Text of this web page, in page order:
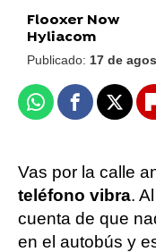
Flooxer Now
Hyliacom
Publicado: 17 de
WhatsappFacebook
X
Vas por la calle
teléfono vibra.
cuenta de que
en el autobús y